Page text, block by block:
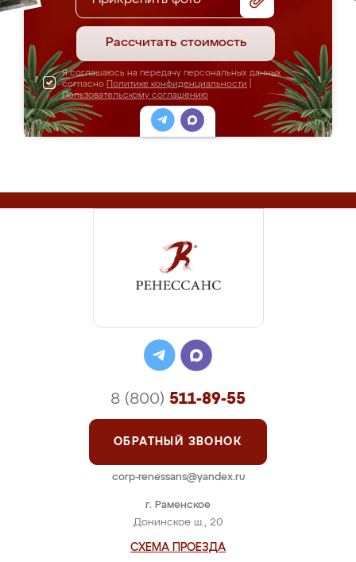
Рассчитать стоимость
Я соглашаюсь на передачу персональных данных
согласно Политике конфиденциальности
Пользовательскому соглашению
г. Раменское
Донинское ш., 20
СХЕМА ПРОЕЗДА
8 (800) 511-89-55
ОБРАТНЫЙ ЗВОНОК
corp-renessans@yandex.ru